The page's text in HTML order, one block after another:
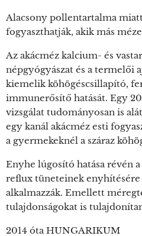
Alacsony pollentartalma
fogyaszthatják, akik más
Az akácméz kalcium- és
népgyógyászat és a termelői
kiemelik köhögéscsillapító,
immunerősítő hatását. Egy
vizsgálat tudományosan is
egy kanál akácméz esti
a gyermekeknél a száraz
Enyhe lúgosító hatása révén
reflux tüneteinek enyhítésére
alkalmazzák. Emellett
tulajdonságokat is
2014 óta HUNGARIKUM